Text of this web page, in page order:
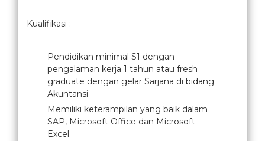
Kualifikasi :
Pendidikan minimal S1 dengan
pengalaman kerja 1 tahun atau fresh
graduate dengan gelar Sarjana di bidang
Akuntansi
Memiliki keterampilan yang baik dalam
SAP, Microsoft Office dan Microsoft
Excel.